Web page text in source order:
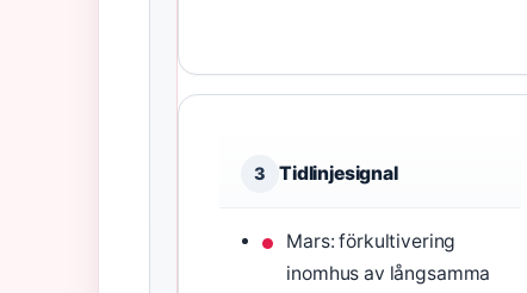
3 Tidlinjesignal
Mars: förkultivering
inomhus av långsamma